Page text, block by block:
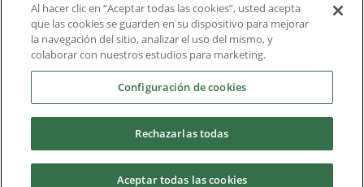
Al hacer clic en “Aceptar todas las cookies”, usted acepta
que las cookies se guarden en su dispositivo para mejorar
la navegación del sitio, analizar el uso del mismo, y
colaborar con nuestros estudios para marketing.
Configuración de cookies
Rechazarlas todas
Aceptar todas las cookies